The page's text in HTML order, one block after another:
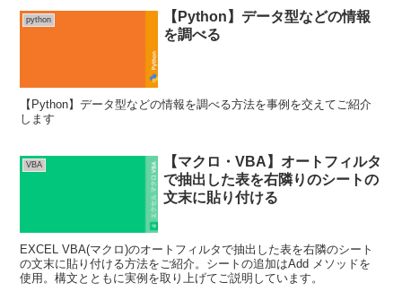
python
【Python】データ型などの情報
を調べる
【Python】データ型などの情報を調べる方法を事例を交えてご紹介
します
VBA
【マクロ・VBA】オートフィルタ
で抽出した表を右隣りのシートの
文末に貼り付ける
EXCEL VBA(マクロ)のオートフィルタで抽出した表を右隣のシート
の文末に貼り付ける方法をご紹介。シートの追加はAdd メソッドを
使用。構文とともに実例を取り上げてご説明しています。